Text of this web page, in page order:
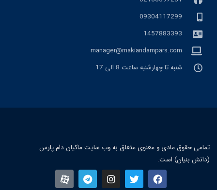
09304117299
1457883393
manager@makiandampars.com
شنبه تا چهارشنبه ساعت 8 الی 17
تمامی حقوق مادی و معنوی متعلق به وب سایت ماکیان دام پارس
(دانش بنیان) است.